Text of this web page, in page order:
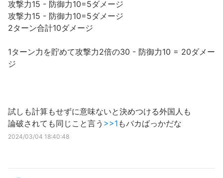
攻撃力15 - 防御力10=5ダメージ
攻撃力15 - 防御力10=5ダメージ
2ターン合計10ダメージ
1ターン力を貯めて攻撃力2倍の30 - 防御力10 = 20ダメー
ジ
試しも計算もせずに意味ないと決めつける外国人も
論破されても同じこと言う >>1 もバカばっかだな
2024/03/04 18:40:48